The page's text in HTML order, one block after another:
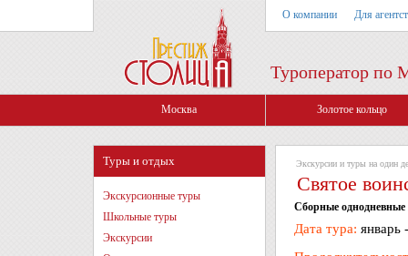
О компании Для
Туроператор по
Москва Золотое кольцо
Туры и отдых
Экскурсионные туры
Школьные туры
Экскурсии
Экскурсии и туры на один
Святое
Сборные однодневные
Дата тура: январь